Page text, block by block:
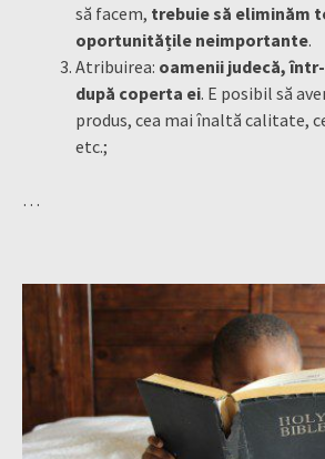
să facem, trebuie să eliminăm
oportunitățile neimportante.
Atribuirea: oamenii judecă,
după coperta ei. E posibil să
produs, cea mai înaltă calitate,
etc.;
…